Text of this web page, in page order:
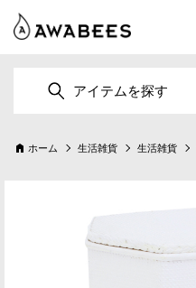
アイテムを探す
ホーム 生活雑貨 生活雑貨